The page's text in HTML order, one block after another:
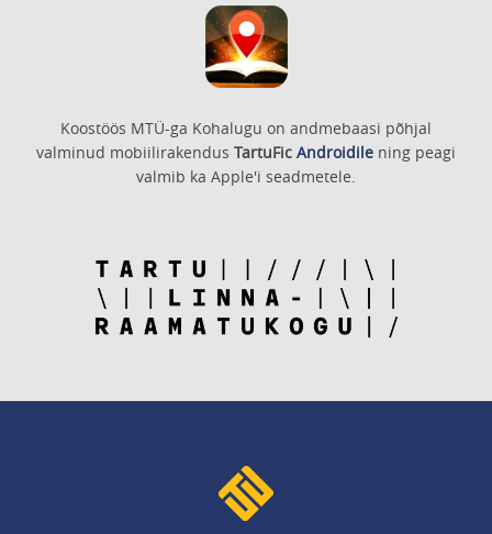
Koostöös MTÜ-ga Kohalugu on andmebaasi põhjal
valminud mobiilirakendus TartuFic Androidile ning peagi
valmib ka Apple'i seadmetele.